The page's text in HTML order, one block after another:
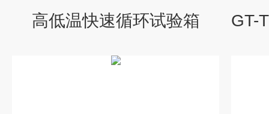
高低温快速循环试验箱